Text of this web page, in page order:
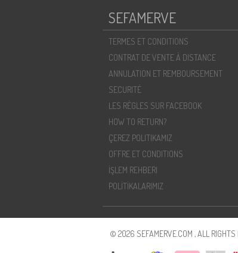
SEFAMERVE
TERMES ET CONDITIONS
CONTRAT DE VENTE À DISTANCE
ANNULATION ET REMBOURSEMENT
SECURITÉ
LES RÈGLES SUR FACEBOOK
HOW TO RETURN?
ÇEREZ POLITIKAMIZ
OFFRE ET CONDITIONS
İŞLEM REHBERI
POLİTİKALARIMIZ
© 2026 SEFAMERVE.COM , ALL RIGHTS